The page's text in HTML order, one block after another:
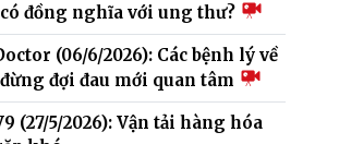
đồng nghĩa với ung thư?
(06/6/2026): Các bệnh lý về
đợi đau mới quan tâm
(27/5/2026): Vận tải hàng hóa